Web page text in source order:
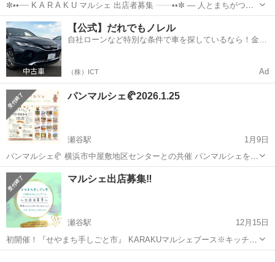
✼••┈┈ K A R A K U マルシェ 出店者募集 ┈┈••✼ ― 人とまちがつな
がる場所 ― 5月開催🌿 想いを届けたい方、ぜひご一緒しませんか？
瀬谷駅前すぐ 屋内開催・入場無料✨ 天候の心配なく、 落ち着...
神奈川 横浜市 瀬谷駅 その他
【公式】だれでもノレル
自社ローンなど特別な条件で車を探しているなら！金利
（株）ICT Ad
パンマルシェ🥐2026.1.25
瀬谷駅
1月9日
パンマルシェ🥐 横浜市中屋敷地区センターとの共催 パンマルシェを2
回目の開催✨ 瀬谷でパンや美味しい物が一日限定で 中屋敷地区センタ
ーに大集合します！ パン作りのワークショップ 瀬谷で人気なお店のカ
フェ☕️ スープ等...
神奈川 横浜市 その他
マルシェ出店募集‼️
瀬谷駅
12月15日
初開催！『せやまち手しごと市』 KARAKUマルシェブース※キッチン
カーも！ 出店者募集のお知らせです。 今回は『応募対象』があります